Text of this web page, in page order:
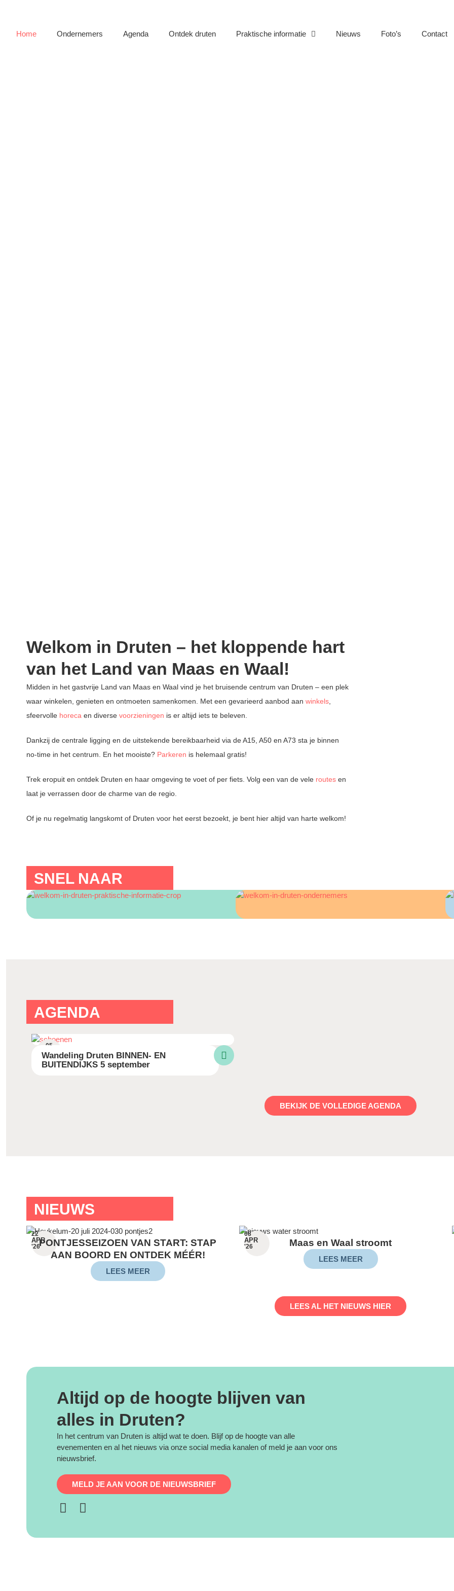
inhoud
Home Ondernemers Agenda Ontdek druten Praktische informatie Nieuws Foto’s Contact
Welkom in Druten – het kloppende hart
van het Land van Maas en Waal!
Midden in het gastvrije Land van Maas en Waal vind je het bruisende centrum van Druten – een plek
waar winkelen, genieten en ontmoeten samenkomen. Met een gevarieerd aanbod aan winkels,
sfeervolle horeca en diverse voorzieningen is er altijd iets te beleven.
Dankzij de centrale ligging en de uitstekende bereikbaarheid via de A15, A50 en A73 sta je binnen
no-time in het centrum. En het mooiste? Parkeren is helemaal gratis!
Trek eropuit en ontdek Druten en haar omgeving te voet of per fiets. Volg een van de vele routes en
laat je verrassen door de charme van de regio.
Of je nu regelmatig langskomt of Druten voor het eerst bezoekt, je bent hier altijd van harte welkom!
SNEL NAAR
AGENDA
05
SEP
'26
Wandeling Druten BINNEN- EN
BUITENDIJKS 5 september
BEKIJK DE VOLLEDIGE AGENDA
NIEUWS
22
APR
'26PONTJESSEIZOEN VAN START: STAP
AAN BOORD EN ONTDEK MÉÉR!
LEES MEER
08
APR
'26 Maas en Waal stroomt
LEES MEER
LEES AL HET NIEUWS HIER
Altijd op de hoogte blijven van
alles in Druten?
In het centrum van Druten is altijd wat te doen. Blijf op de hoogte van alle
evenementen en al het nieuws via onze social media kanalen of meld je aan voor ons
nieuwsbrief.
MELD JE AAN VOOR DE NIEUWSBRIEF
F
I